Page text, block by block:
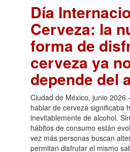
Día
Cerveza: la
forma de
cerveza ya
depende del
Ciudad de México, junio
hablar de cerveza significaba
inevitablemente de alcohol.
hábitos de consumo están
vez más personas buscan
permitan disfrutar el mismo